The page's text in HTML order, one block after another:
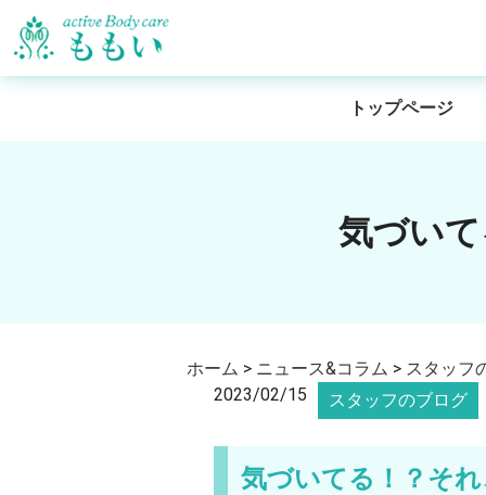
トップページ
気づい
ホーム > ニュース&コラム > スタッフ
2023/02/15
スタッフのブログ
気づいてる！？そ